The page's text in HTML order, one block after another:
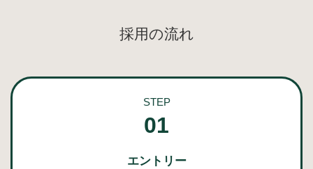
採用の流れ
STEP
01
エントリー